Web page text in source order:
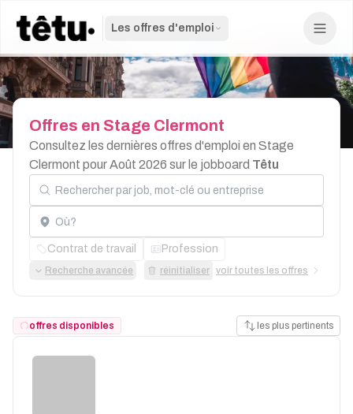
Les offres d'emploi
Offres en Stage Clermont
Consultez les dernières offres d'emploi en Stage
Clermont pour Août 2026 sur le jobboard Têtu
Rechercher par job, mot-clé ou entreprise
Localisation
Contrat de travail Profession
Recherche avancée réinitialiser voir toutes les offres
offres disponibles les plus pertinents